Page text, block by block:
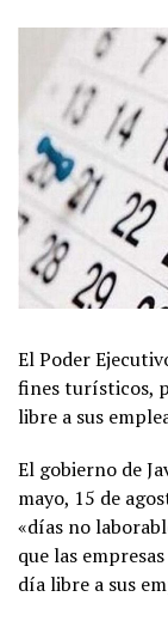
El Poder
fines turísticos,
libre a sus
El gobierno de
mayo, 15 de
«días no
que las
día libre a sus